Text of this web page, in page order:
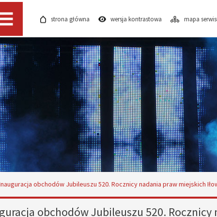
Menu strona główna wersja kontrastowa mapa
obchodów Jubileuszu 520. Rocznicy nadania praw miejskich
obchodów Jubileuszu 520.